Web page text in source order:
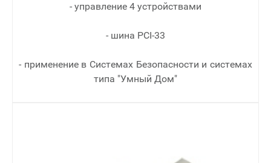
- управление 4 устройствами
- шина PCI-33
- применение в Cистемах Безопасности и системах
типа "Умный Дом"